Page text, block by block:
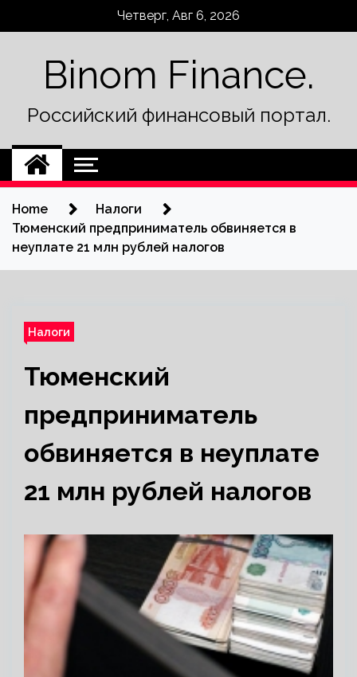
Четверг, Авг 6, 2026
Binom Finance.
Российский финансовый портал.
Home
Налоги
Тюменский предприниматель обвиняется в
неуплате 21 млн рублей налогов
Налоги
Тюменский
предприниматель
обвиняется в неуплате
21 млн рублей налогов